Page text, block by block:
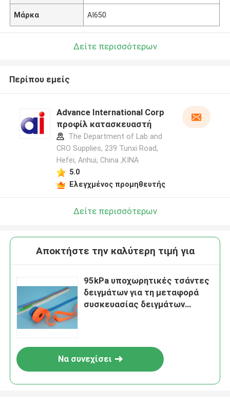
Μάρκα AI650
Δείτε περισσότερων
Περίπου εμείς
Advance International Corp
προφίλ κατασκευαστή
The Department of Lab and
CRO Supplies, 239 Tunxi Road,
Hefei, Anhui, China ,ΚΙΝΑ
5.0
Ελεγχμένος προμηθευτής
Δείτε περισσότερων
Αποκτήστε την καλύτερη τιμή για
95kPa υποχωρητικές τσάντες
δειγμάτων για τη μεταφορά
συσκευασίας δειγμάτων
Να συνεχίσει